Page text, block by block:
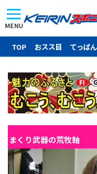
MENU
TOP おスス目 てっぱん
まくり武器の荒牧軸